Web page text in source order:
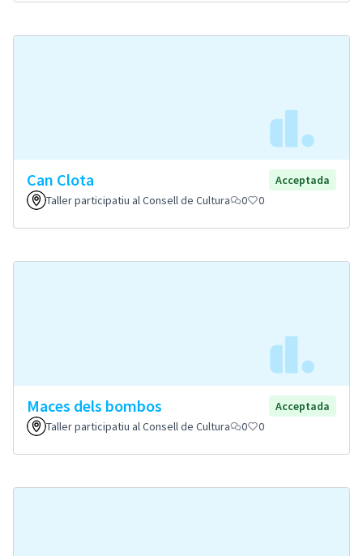
Can Clota
Acceptada
Taller participatiu al Consell de Cultura
0 0
Maces dels bombos
Acceptada
Taller participatiu al Consell de Cultura
0 0